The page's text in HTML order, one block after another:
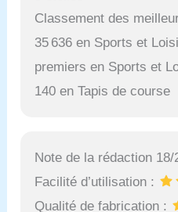
Classement des
35 636 en Sports et
premiers en Sports et
140 en Tapis de course
Note de la rédaction 18/
Facilité d’utilisation :
Qualité de fabrication :